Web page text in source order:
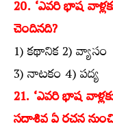
20. ‘ఎవరి భాష
చెందినది?
1) కథానిక 2) వ్యాసం
3) నాటకం 4) పద్య
21. ‘ఎవరి భాష
సదాశివ ఏ రచన